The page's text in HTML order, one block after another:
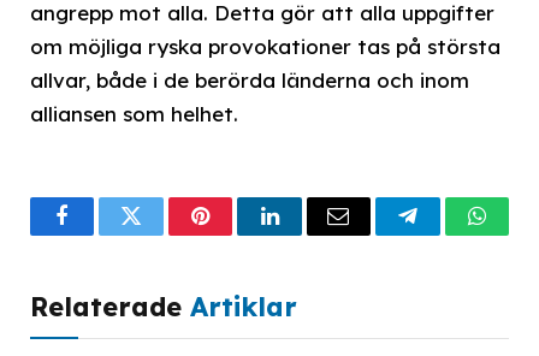
angrepp mot alla. Detta gör att alla uppgifter
om möjliga ryska provokationer tas på största
allvar, både i de berörda länderna och inom
alliansen som helhet.
FacebookTwitterPinterestLinkedInEmail Telegram
Relaterade Artiklar